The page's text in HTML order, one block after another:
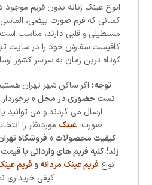
انواع عینک زنانه بدون فریم
کسانی که فرم صورت بیضی،
مستطیلی و قلبی دارند، مناسب
کافیست سفارش خود را در سایت
کوتاه ترین زمان به سراسر کشور
توجه: اگر ساکن شهر تهران
تست حضوری در محل »
ارسال می گردند و می
صورت،عینک موردنظر را
کیفیت محصولات « فروشگاه
زند! کلیه فریم های وارداتی با
انواع فریم عینک مردانهو فریم
کیفی خریداری